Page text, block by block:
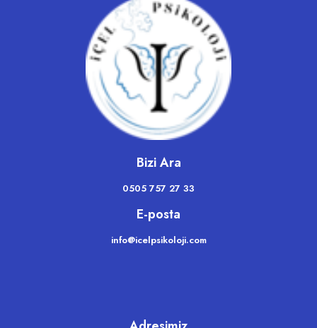
Bizi Ara
0505 757 27 33
E-posta
info@icelpsikoloji.com